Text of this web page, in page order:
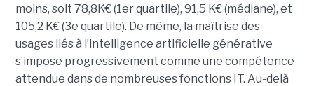
moins, soit 78,8K€ (1er quartile), 91,5 K€ (médiane), et
105,2 K€ (3e quartile). De même, la maîtrise des
usages liés à l’intelligence artificielle générative
s’impose progressivement comme une compétence
attendue dans de nombreuses fonctions IT. Au-delà